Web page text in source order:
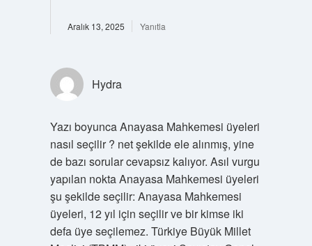
Aralık 13, 2025 Yanıtla
Hydra
Yazı boyunca Anayasa Mahkemesi üyeleri
nasıl seçilir ? net şekilde ele alınmış, yine
de bazı sorular cevapsız kalıyor. Asıl vurgu
yapılan nokta Anayasa Mahkemesi üyeleri
şu şekilde seçilir: Anayasa Mahkemesi
üyeleri, 12 yıl için seçilir ve bir kimse iki
defa üye seçilemez. Türkiye Büyük Millet